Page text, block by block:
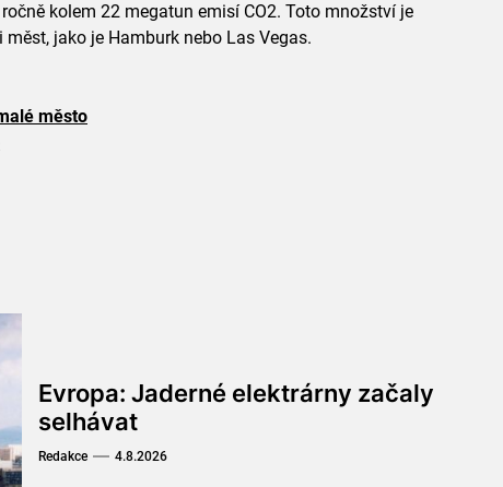
kolem 22 megatun emisí CO2. Toto množství je
jako je Hamburk nebo Las Vegas.
město
Evropa: Jaderné elektrárny začaly
selhávat
Redakce 4.8.2026